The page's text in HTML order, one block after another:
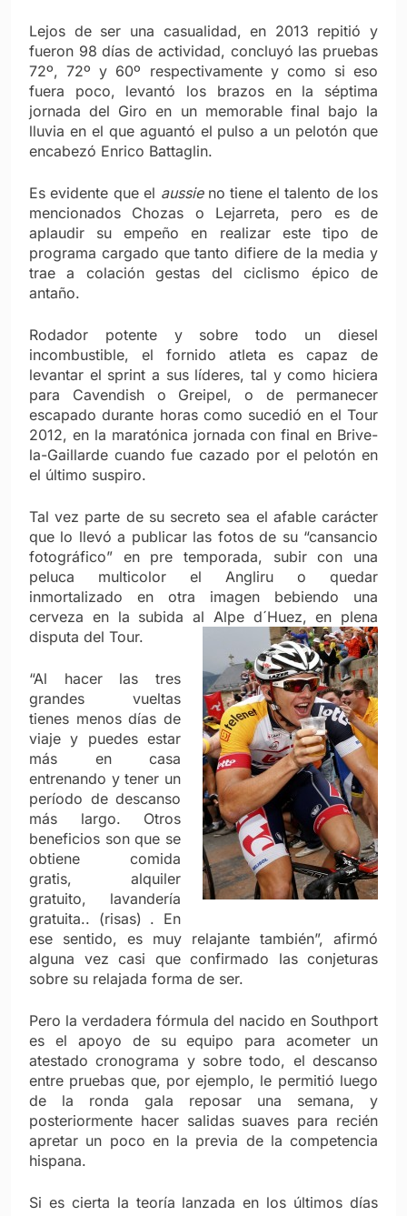
Lejos de ser una casualidad, en 2013 repitió y
fueron 98 días de actividad, concluyó las pruebas
72º, 72º y 60º respectivamente y como si eso
fuera poco, levantó los brazos en la séptima
jornada del Giro en un memorable final bajo la
lluvia en el que aguantó el pulso a un pelotón que
encabezó Enrico Battaglin.
Es evidente que el aussieno tiene el talento de los
mencionados Chozas o Lejarreta, pero es de
aplaudir su empeño en realizar este tipo de
programa cargado que tanto difiere de la media y
trae a colación gestas del ciclismo épico de
antaño.
Rodador potente y sobre todo un diesel
incombustible, el fornido atleta es capaz de
levantar el sprint a sus líderes, tal y como hiciera
para Cavendish o Greipel, o de permanecer
escapado durante horas como sucedió en el Tour
2012, en la maratónica jornada con final en Brive-
la-Gaillarde cuando fue cazado por el pelotón en
el último suspiro.
Tal vez parte de su secreto sea el afable carácter
que lo llevó a publicar las fotos de su “cansancio
fotográfico” en pre temporada, subir con una
peluca multicolor el Angliru o quedar
inmortalizado en otra imagen bebiendo una
cerveza en la subida al Alpe d´Huez, en plena
disputa del Tour.
“Al hacer las tres
grandes vueltas
tienes menos días de
viaje y puedes estar
más en casa
entrenando y tener un
período de descanso
más largo. Otros
beneficios son que se
obtiene comida
gratis, alquiler
gratuito, lavandería
gratuita.. (risas) . En
ese sentido, es muy relajante también”, afirmó
alguna vez casi que confirmado las conjeturas
sobre su relajada forma de ser.
Pero la verdadera fórmula del nacido en Southport
es el apoyo de su equipo para acometer un
atestado cronograma y sobre todo, el descanso
entre pruebas que, por ejemplo, le permitió luego
de la ronda gala reposar una semana, y
posteriormente hacer salidas suaves para recién
apretar un poco en la previa de la competencia
hispana.
Si es cierta la teoría lanzada en los últimos días